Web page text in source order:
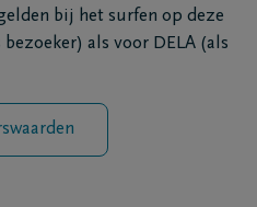
bij het surfen op deze
als voor DELA (als